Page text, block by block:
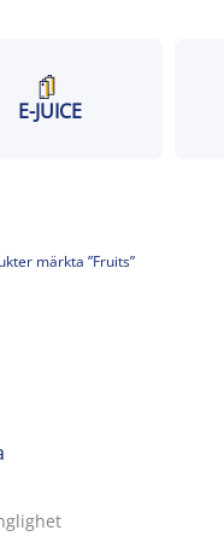
E-JUICE
märkta ”Fruits”